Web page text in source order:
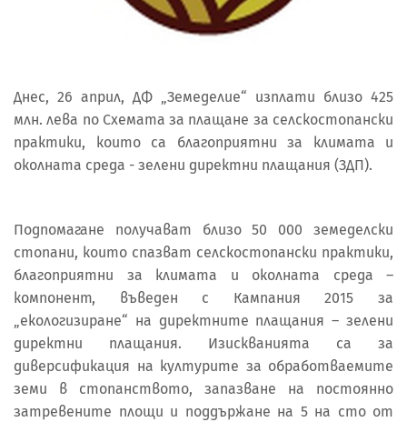
Днес, 26 април, ДФ „Земеделие“ изплати близо 425
млн. лева по Схемата за плащане за селскостопански
практики, които са благоприятни за климата и
околната среда - зелени директни плащания (ЗДП).
Подпомагане получават близо 50 000 земеделски
стопани, които спазват селскостопански практики,
благоприятни за климата и околната среда –
компонент, въведен с Кампания 2015 за
„екологизиране“ на директните плащания – зелени
директни плащания. Изискванията са за
диверсификация на културите за обработваемите
земи в стопанството, запазване на постоянно
затревените площи и поддържане на 5 на сто от